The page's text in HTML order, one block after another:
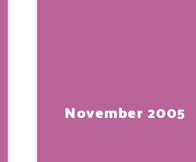
November 2005